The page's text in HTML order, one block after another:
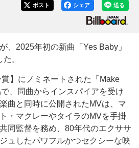
送る
シェア
ポスト
、2025年初の新曲「Yes Baby」
。
】にノミネートされた「Make
、同曲からインスパイアを受け
曲と同時に公開されたMVは、マ
・マクレーやタイラのMVを手掛
同監督を務め、80年代のエクササ
ュしたパワフルかつセクシーな映